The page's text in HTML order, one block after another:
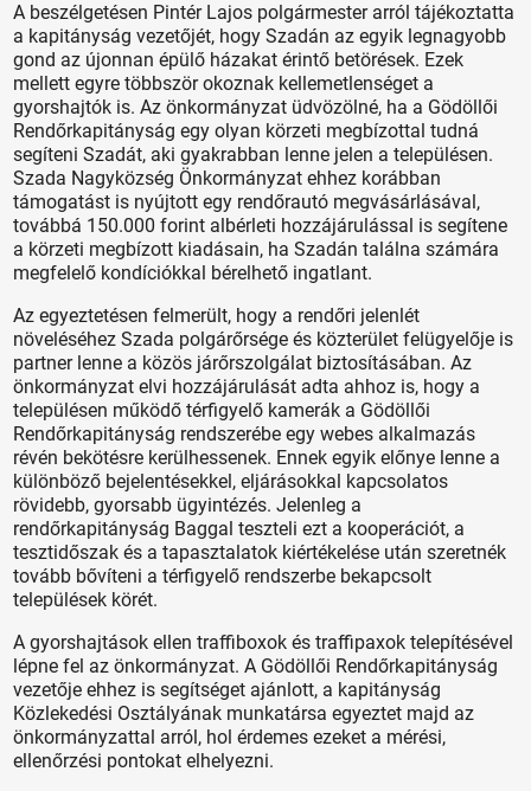
A beszélgetésen Pintér Lajos polgármester arról tájékoztatta
a kapitányság vezetőjét, hogy Szadán az egyik legnagyobb
gond az újonnan épülő házakat érintő betörések. Ezek
mellett egyre többször okoznak kellemetlenséget a
gyorshajtók is. Az önkormányzat üdvözölné, ha a Gödöllői
Rendőrkapitányság egy olyan körzeti megbízottal tudná
segíteni Szadát, aki gyakrabban lenne jelen a településen.
Szada Nagyközség Önkormányzat ehhez korábban
támogatást is nyújtott egy rendőrautó megvásárlásával,
továbbá 150.000 forint albérleti hozzájárulással is segítene
a körzeti megbízott kiadásain, ha Szadán találna számára
megfelelő kondíciókkal bérelhető ingatlant.
Az egyeztetésen felmerült, hogy a rendőri jelenlét
növeléséhez Szada polgárőrsége és közterület felügyelője is
partner lenne a közös járőrszolgálat biztosításában. Az
önkormányzat elvi hozzájárulását adta ahhoz is, hogy a
településen működő térfigyelő kamerák a Gödöllői
Rendőrkapitányság rendszerébe egy webes alkalmazás
révén bekötésre kerülhessenek. Ennek egyik előnye lenne a
különböző bejelentésekkel, eljárásokkal kapcsolatos
rövidebb, gyorsabb ügyintézés. Jelenleg a
rendőrkapitányság Baggal teszteli ezt a kooperációt, a
tesztidőszak és a tapasztalatok kiértékelése után szeretnék
tovább bővíteni a térfigyelő rendszerbe bekapcsolt
települések körét.
A gyorshajtások ellen traffiboxok és traffipaxok telepítésével
lépne fel az önkormányzat. A Gödöllői Rendőrkapitányság
vezetője ehhez is segítséget ajánlott, a kapitányság
Közlekedési Osztályának munkatársa egyeztet majd az
önkormányzattal arról, hol érdemes ezeket a mérési,
ellenőrzési pontokat elhelyezni.